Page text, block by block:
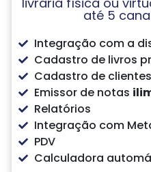
até 5
Integração com a
Cadastro de livros
Cadastro de clientes
Emissor de notas
Relatórios
Integração com
PDV
Calculadora